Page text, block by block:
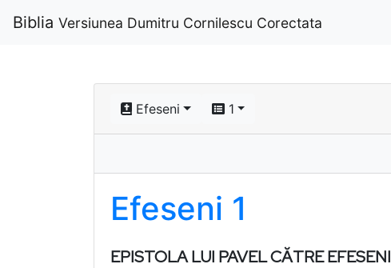
Biblia Versiunea Dumitru Cornilescu Corectata
Efeseni 1
Efeseni 1
EPISTOLA LUI PAVEL CĂTRE EFESENI